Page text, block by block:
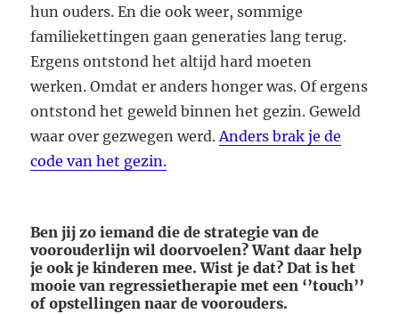
hun ouders. En die ook weer, sommige
familiekettingen gaan generaties lang terug.
Ergens ontstond het altijd hard moeten
werken. Omdat er anders honger was. Of ergens
ontstond het geweld binnen het gezin. Geweld
waar over gezwegen werd.Anders brak je de
code van het gezin.
Ben jij zo iemand die de strategie van de
voorouderlijn wil doorvoelen? Want daar help
je ook je kinderen mee. Wist je dat? Dat is het
mooie van regressietherapie met een ‘’touch’’
of opstellingen naar de voorouders.